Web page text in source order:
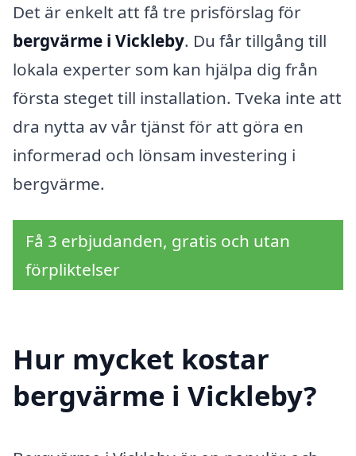
Det är enkelt att få tre prisförslag för
bergvärme i Vickleby. Du får tillgång till
lokala experter som kan hjälpa dig från
första steget till installation. Tveka inte att
dra nytta av vår tjänst för att göra en
informerad och lönsam investering i
bergvärme.
Få 3 erbjudanden, gratis och utan
förpliktelser
Hur mycket kostar
bergvärme i Vickleby?